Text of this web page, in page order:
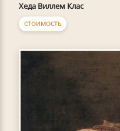
Хеда Виллем Клас
СТОИМОСТЬ